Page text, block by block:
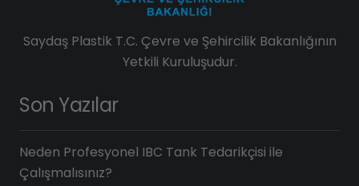
Saydaş Plastik T.C. Çevre ve Şehircilik Bakanlığının
Yetkili Kuruluşudur.
Son Yazılar
Neden Profesyonel IBC Tank Tedarikçisi ile
Çalışmalısınız?